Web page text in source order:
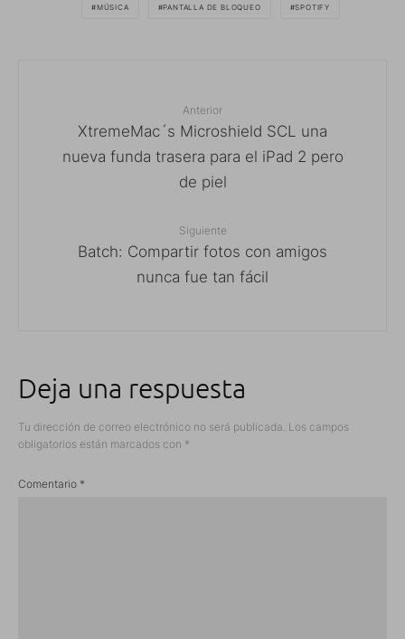
MÚSICA PANTALLA DE BLOQUEO SPOTIFY
Anterior
XtremeMac´s Microshield SCL una
nueva funda trasera para el iPad 2 pero
de piel
Siguiente
Batch: Compartir fotos con amigos
nunca fue tan fácil
Deja una respuesta
Tu dirección de correo electrónico no será publicada. Los campos
obligatorios están marcados con *
Comentario *